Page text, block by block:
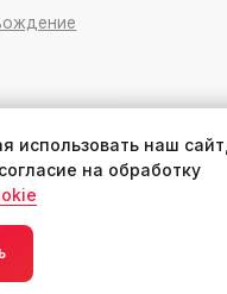
использовать наш сайт,
на обработку